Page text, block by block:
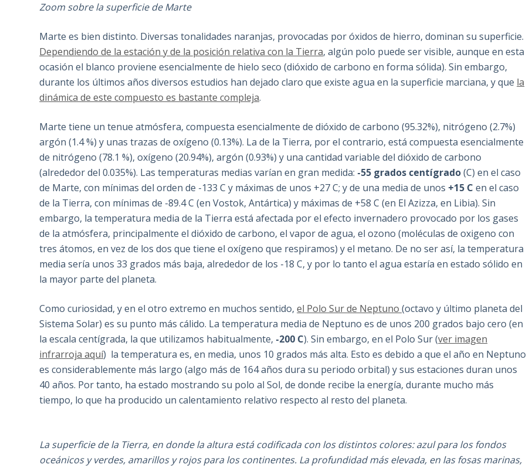
Zoom sobre la superficie de Marte
Marte es bien distinto. Diversas tonalidades naranjas, provocadas por óxidos de hierro, dominan su superficie.
Dependiendo de la estación y de la posición relativa con la Tierra, algún polo puede ser visible, aunque en esta
ocasión el blanco proviene esencialmente de hielo seco (dióxido de carbono en forma sólida). Sin embargo,
durante los últimos años diversos estudios han dejado claro que existe agua en la superficie marciana, y que la
dinámica de este compuesto es bastante compleja.
Marte tiene un tenue atmósfera, compuesta esencialmente de dióxido de carbono (95.32%), nitrógeno (2.7%)
argón (1.4 %) y unas trazas de oxígeno (0.13%). La de la Tierra, por el contrario, está compuesta esencialmente
de nitrógeno (78.1 %), oxígeno (20.94%), argón (0.93%) y una cantidad variable del dióxido de carbono
(alrededor del 0.035%). Las temperaturas medias varían en gran medida: -55 grados centígrado(C) en el caso
de Marte, con mínimas del orden de -133 C y máximas de unos +27 C; y de una media de unos +15 C en el caso
de la Tierra, con mínimas de -89.4 C (en Vostok, Antártica) y máximas de +58 C (en El Azizza, en Libia). Sin
embargo, la temperatura media de la Tierra está afectada por el efecto invernadero provocado por los gases
de la atmósfera, principalmente el dióxido de carbono, el vapor de agua, el ozono (moléculas de oxigeno con
tres átomos, en vez de los dos que tiene el oxígeno que respiramos) y el metano. De no ser así, la temperatura
media sería unos 33 grados más baja, alrededor de los -18 C, y por lo tanto el agua estaría en estado sólido en
la mayor parte del planeta.
Como curiosidad, y en el otro extremo en muchos sentido,el Polo Sur de Neptuno(octavo y último planeta del
Sistema Solar) es su punto más cálido. La temperatura media de Neptuno es de unos 200 grados bajo cero (en
la escala centígrada, la que utilizamos habitualmente, -200 C). Sin embargo, en el Polo Sur (ver imagen
infrarroja aquí) la temperatura es, en media, unos 10 grados más alta. Esto es debido a que el año en Neptuno
es considerablemente más largo (algo más de 164 años dura su periodo orbital) y sus estaciones duran unos
40 años. Por tanto, ha estado mostrando su polo al Sol, de donde recibe la energía, durante mucho más
tiempo, lo que ha producido un calentamiento relativo respecto al resto del planeta.
La superficie de la Tierra, en donde la altura está codificada con los distintos colores: azul para los fondos
oceánicos y verdes, amarillos y rojos para los continentes. La profundidad más elevada, en las fosas marinas,